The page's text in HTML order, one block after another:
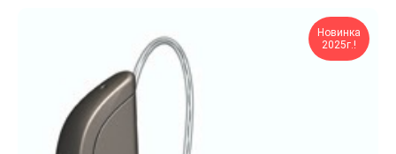
Новинка
2025г.!